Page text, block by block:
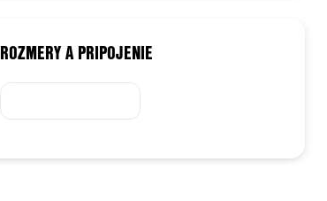
ROZMERY A PRIPOJENIE